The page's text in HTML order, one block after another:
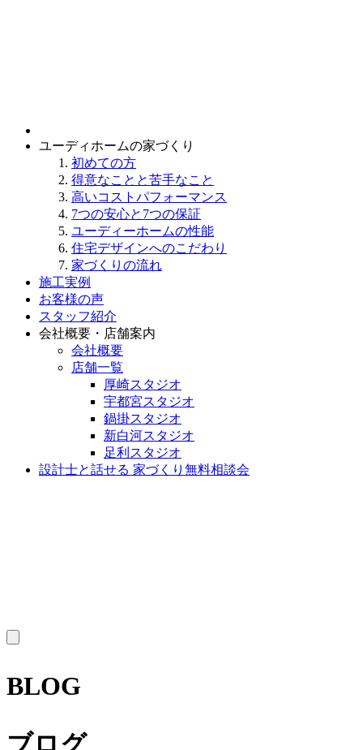
ユーディホームの家づくり
初めての方
得意なことと苦手なこと
高いコストパフォーマンス
7つの安心と7つの保証
ユーディーホームの性能
住宅デザインへのこだわり
家づくりの流れ
施工実例
お客様の声
スタッフ紹介
会社概要・店舗案内
会社概要
店舗一覧
厚崎スタジオ
宇都宮スタジオ
鍋掛スタジオ
新白河スタジオ
足利スタジオ
設計士と話せる 家づくり無料相談会
MENU
BLOG